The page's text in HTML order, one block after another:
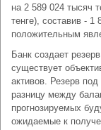
на 2 589 024 тысяч
тенге), составив - 1
положительным
Банк создает
существует
активов. Резерв
разницу между
прогнозируемых
ожидаемые к